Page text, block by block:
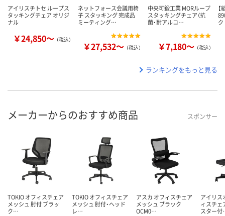
アイリスチトセ ループス
タッキングチェア オリジ
ナル
￥24,850～ （税込）
ネットフォース会議用椅
子 スタッキング 完成品
ミーティング…
￥27,532～ （税込）
中央可鍛工業 MORループ
スタッキングチェア（抗
菌・耐アルコ…
￥7,180～ （税込）
ランキングをもっと見る
メーカーからのおすすめ商品 スポンサー
TOKIO オフィスチェア
メッシュ 肘付 ブラッ
ク…
TOKIO オフィスチェア
メッシュ 肘付・ヘッド
レ…
アスカ オフィスチェア
メッシュ ブラック
OCM0…
アイリス
ィスチ
スター